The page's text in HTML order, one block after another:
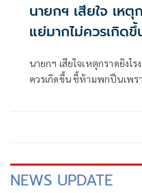
นายกฯ เสียใจ เห
แย่มากไม่ควรเกิดขึ้
นายกฯ เสียใจเหตุกราดยิง
ควรเกิดขึ้น ชี้ห้ามพกปืนเพ
NEWS UPDATE